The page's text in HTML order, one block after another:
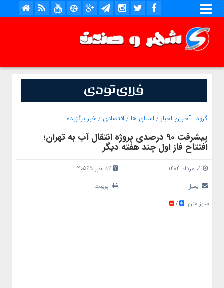
گروه :آخرین اخبار / استان ها / اقتصادی /خبر برگزیده
پیشرفت ۹۰ درصدی پروژه انتقال آب به تهران؛
افتتاح فاز اول چند هفته دیگر
01 مرداد 1404
کد خبر 20565
ایمیل
پرینت
سایز متن
/